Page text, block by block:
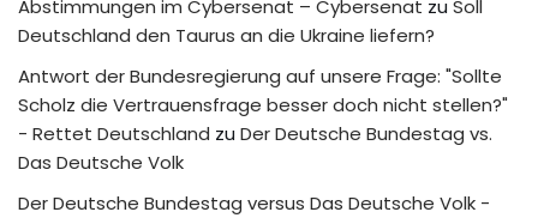
Abstimmungen im Cybersenat – Cybersenat zu Soll
Deutschland den Taurus an die Ukraine liefern?
Antwort der Bundesregierung auf unsere Frage: "Sollte
Scholz die Vertrauensfrage besser doch nicht stellen?"
- Rettet Deutschland zu Der Deutsche Bundestag vs.
Das Deutsche Volk
Der Deutsche Bundestag versus Das Deutsche Volk -